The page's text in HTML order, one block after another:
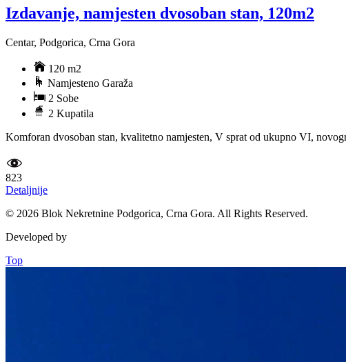
Izdavanje, namjesten dvosoban stan, 120m2
Centar, Podgorica, Crna Gora
120 m2
Namjesteno Garaža
2 Sobe
2 Kupatila
Komforan dvosoban stan, kvalitetno namjesten, V sprat od ukupno VI,
823
Detaljnije
© 2026 Blok Nekretnine Podgorica, Crna Gora. All Rights Reserved.
Developed by
Top